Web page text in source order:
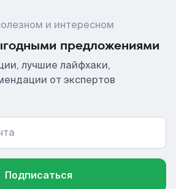
и интересном
предложениями
лучшие лайфхаки,
от экспертов
Подписаться